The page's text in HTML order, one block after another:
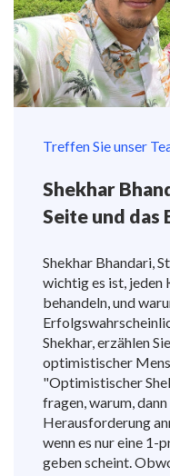
Treffen Sie unser
Shekhar
Seite und das
Shekhar Bhandari,
wichtig es ist, jeden
behandeln, und
Shekhar, erzählen
optimistischer
"Optimistischer
fragen, warum,
Herausforderung
wenn es nur eine 1-
geben scheint.